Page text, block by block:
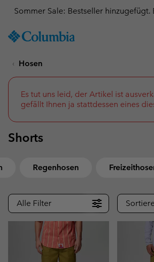
TO
SKIP
NAV
SKIP
TO
SEARCH
Sommer Sale: Bestseller hinzugefügt.
Hosen
Es tut uns leid, der Artikel ist
gefällt Ihnen ja stattdessen eines
Shorts
Regenhosen
Alle Filter